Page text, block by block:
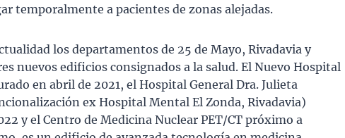
temporalmente a pacientes de zonas alejadas.
los departamentos de 25 de Mayo, Rivadavia y
nuevos edificios consignados a la salud. El Nuevo Hospital
en abril de 2021, el Hospital General Dra. Julieta
ex Hospital Mental El Zonda, Rivadavia)
y el Centro de Medicina Nuclear PET/CT próximo a